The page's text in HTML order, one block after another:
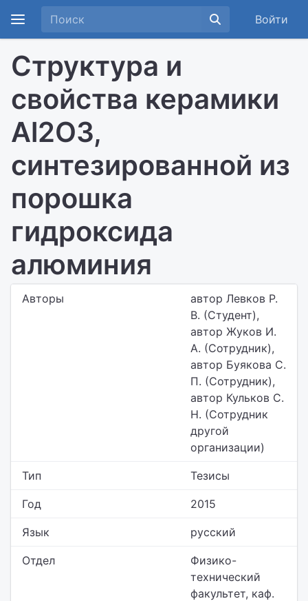
Войти
Структура и
свойства керамики
Al2O3,
синтезированной из
порошка
гидроксида
алюминия
Авторы
автор Левков Р.
В. (Студент),
автор Жуков И.
А. (Сотрудник),
автор Буякова С.
П. (Сотрудник),
автор Кульков С.
Н. (Сотрудник
другой
организации)
Тип Тезисы
Год 2015
Язык русский
Отдел
Физико-
технический
факультет, каф.